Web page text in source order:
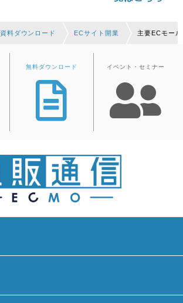
資料ダウンロード ECサイト開業 主要ECモー
無料ダウンロード イベント・セミナー